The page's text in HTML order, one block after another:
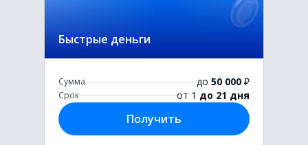
Быстрые деньги
Сумма до 50 000 ₽
Срок от 1 до 21 дня
Получить